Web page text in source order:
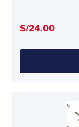
S/24.00